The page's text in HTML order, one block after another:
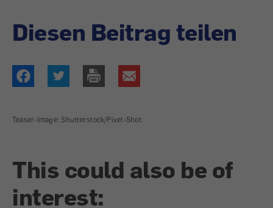
Diesen Beitrag teilen
Teaser-Image: Shutterstock/Pixel-Shot
This could also be of
interest: